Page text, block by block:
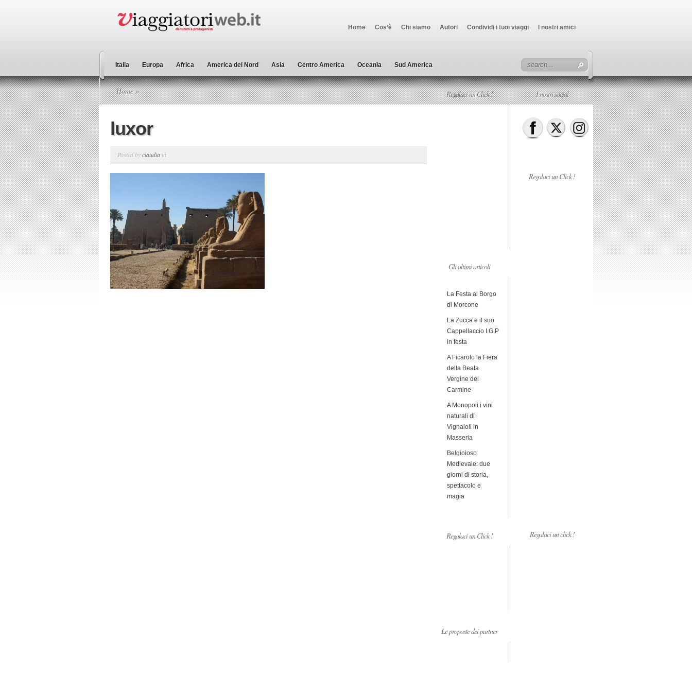
Home Cos’è Chi siamo Autori Condividi i tuoi viaggi I nostri amici
Italia Europa Africa America del Nord Asia Centro America Oceania Sud America
Home»
luxor
Posted byclaudia in
Regalaci un Click !
Gli ultimi articoli
La Festa al Borgo
di Morcone
La Zucca e il suo
Cappellaccio I.G.P
in festa
A Ficarolo la Fiera
della Beata
Vergine del
Carmine
A Monopoli i vini
naturali di
Vignaioli in
Masseria
Belgioioso
Medievale: due
giorni di storia,
spettacolo e
magia
Regalaci un Click !
Le proposte dei partner
I nostri social
Regalaci un Click !
Regalaci un click !